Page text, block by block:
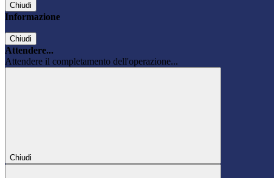
Chiudi
Informazione
Chiudi
Attendere...
Attendere il completamento dell'operazione...
Chiudi